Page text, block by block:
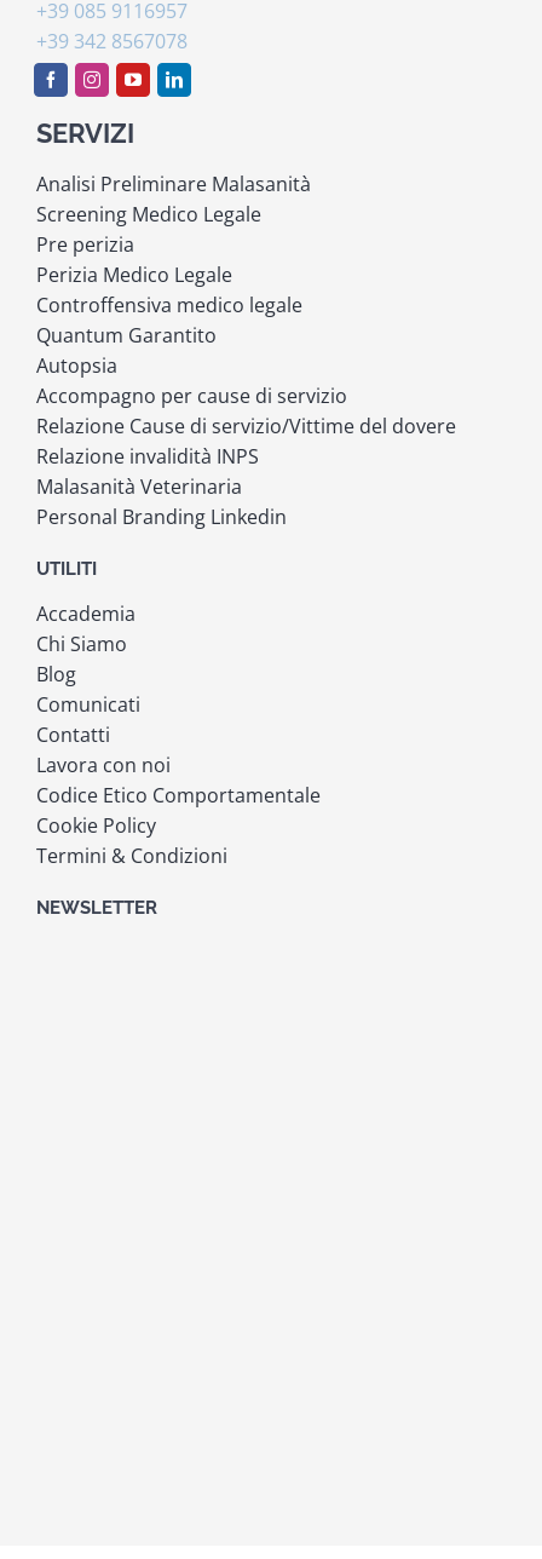
+39 085 9116957
+39 342 8567078
SERVIZI
Analisi Preliminare Malasanità
Screening Medico Legale
Pre perizia
Perizia Medico Legale
Controffensiva medico legale
Quantum Garantito
Autopsia
Accompagno per cause di servizio
Relazione Cause di servizio/Vittime del dovere
Relazione invalidità INPS
Malasanità Veterinaria
Personal Branding Linkedin
UTILITI
Accademia
Chi Siamo
Blog
Comunicati
Contatti
Lavora con noi
Codice Etico Comportamentale
Cookie Policy
Termini & Condizioni
NEWSLETTER